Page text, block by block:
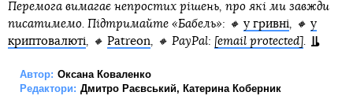
Перемога вимагає непростих рішень, про які ми завжди
писатимемо. Підтримайте «Бабель»: 🔸 у гривні, 🔸 у
криптовалюті, 🔸 Patreon, 🔸 PayPal: [email protected].
Автор: Оксана Коваленко
Редактори: Дмитро Раєвський, Катерина Коберник